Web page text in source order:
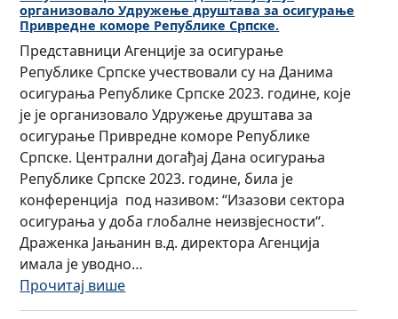
у
„
О
м
б
у
д
с
м
а
н
у
о
с
и
е
Р
е
п
у
б
л
и
к
е
С
р
Н
С
И
Ј
С
К
А
П
И
С
М
Е
Н
О
организовало Удружење друштава за осигурање
Привредне коморе Републике Српске.
Представници Агенције за осигурање
Републике Српске учествовали су на Данима
осигурања Републике Српске 2023. године, које
је је организовало Удружење друштава за
осигурање Привредне коморе Републике
Српске. Централни догађај Дана осигурања
Републике Српске 2023. године, била је
конференција под називом: “Изазови сектора
осигурања у доба глобалне неизвјесности“.
Драженка Јањанин в.д. директора Агенција
имала је уводно…
Прочитај више:
П